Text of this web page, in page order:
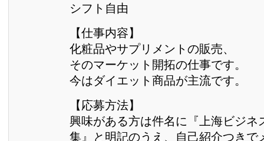
シフト自由
【仕事内容】
化粧品やサプリメントの販売、
そのマーケット開拓の仕事です。
今はダイエット商品が主流です。
【応募方法】
興味がある方は件名に『上海ビジネ
集』と明記のうえ、自己紹介つきで